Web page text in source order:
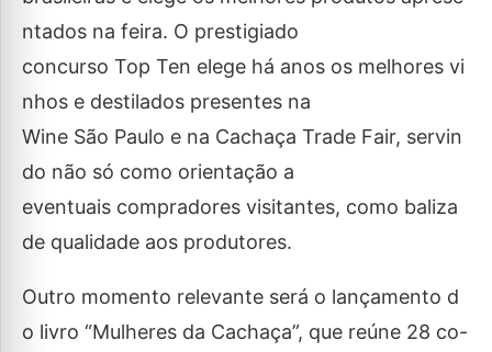
ntados na feira. O prestigiado
concurso Top Ten elege há anos os melhores vi
nhos e destilados presentes na
Wine São Paulo e na Cachaça Trade Fair, servin
do não só como orientação a
eventuais compradores visitantes, como baliza
de qualidade aos produtores.
Outro momento relevante será o lançamento d
o livro “Mulheres da Cachaça”, que reúne 28 co-